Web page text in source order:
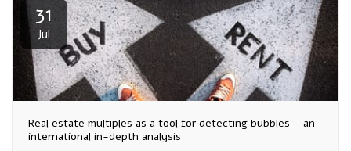
31
Jul
Real estate multiples as a tool for detecting bubbles – an
international in-depth analysis